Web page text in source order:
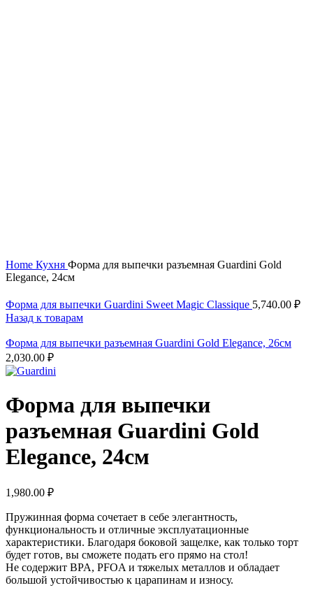
Home Кухня Форма для выпечки разъемная Guardini Gold
Elegance, 24см
Форма для выпечки Guardini Sweet Magic Classique 5,740.00 ₽
Назад к товарам
Форма для выпечки разъемная Guardini Gold Elegance, 26см
2,030.00 ₽
Форма для выпечки
разъемная Guardini Gold
Elegance, 24см
1,980.00 ₽
Пружинная форма сочетает в себе элегантность,
функциональность и отличные эксплуатационные
характеристики. Благодаря боковой защелке, как только торт
будет готов, вы сможете подать его прямо на стол!
Не содержит BPA, PFOA и тяжелых металлов и обладает
большой устойчивостью к царапинам и износу.